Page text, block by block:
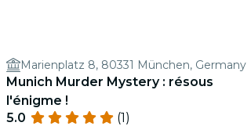
Marienplatz 8, 80331 München, Germany
Munich Murder Mystery : résous
l'énigme !
5.0
(1)